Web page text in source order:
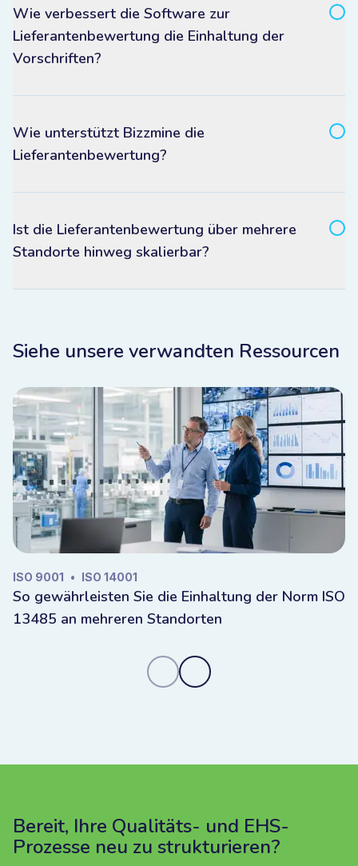
Wie verbessert die Software zur
Lieferantenbewertung die Einhaltung der
Vorschriften?
Wie unterstützt Bizzmine die
Lieferantenbewertung?
Ist die Lieferantenbewertung über mehrere
Standorte hinweg skalierbar?
Siehe unsere verwandten Ressourcen
ISO 9001 • ISO 14001
So gewährleisten Sie die Einhaltung der Norm ISO
13485 an mehreren Standorten
Bereit, Ihre Qualitäts- und EHS-
Prozesse neu zu strukturieren?